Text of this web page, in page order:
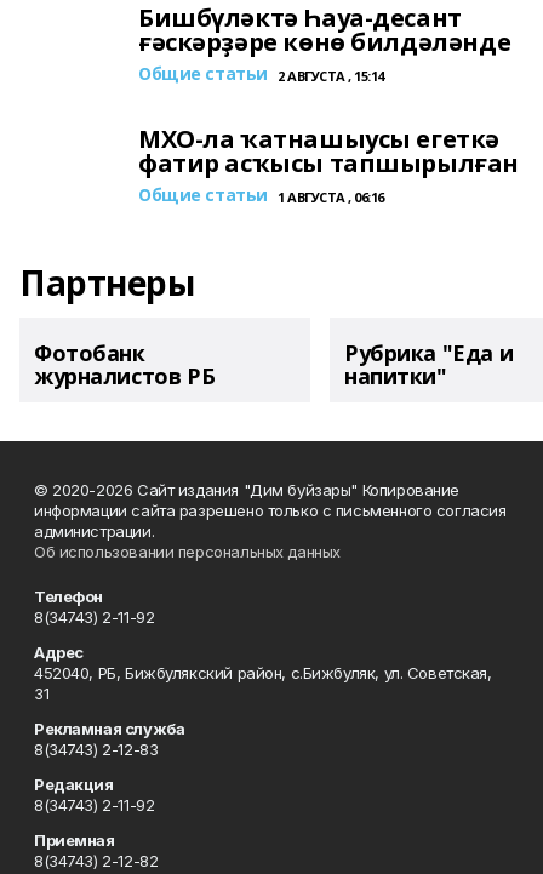
Бишбүләктә Һауа-десант
ғәскәрҙәре көнө билдәләнде
Общие статьи 2 АВГУСТА , 15:14
МХО-ла ҡатнашыусы егеткә
фатир асҡысы тапшырылған
Общие статьи 1 АВГУСТА , 06:16
Партнеры
Фотобанк
журналистов РБ
Рубрика "Еда и
напитки"
© 2020-2026 Сайт издания "Дим буйзары" Копирование
информации сайта разрешено только с письменного согласия
администрации.
Об использовании персональных данных
Телефон
8(34743) 2-11-92
Адрес
452040, РБ, Бижбулякский район, с.Бижбуляк, ул. Советская,
31
Рекламная служба
8(34743) 2-12-83
Редакция
8(34743) 2-11-92
Приемная
8(34743) 2-12-82